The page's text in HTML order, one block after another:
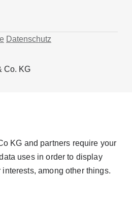
Datenschutz
Co. KG
KG and partners require your
uses in order to display
among other things.